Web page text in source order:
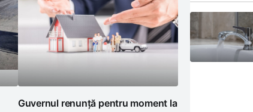
Guvernul renunță pentru moment la